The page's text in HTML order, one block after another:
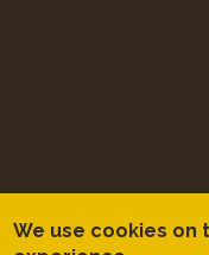
We use cookies on